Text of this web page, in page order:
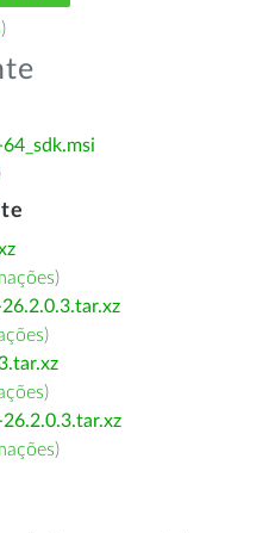
)
)
)
)
)